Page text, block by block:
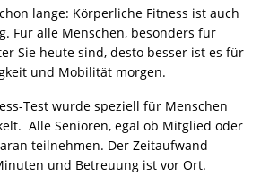
lange: Körperliche Fitness ist auch
Für alle Menschen, besonders für
Sie heute sind, desto besser ist es für
und Mobilität morgen.
Test wurde speziell für Menschen
Alle Senioren, egal ob Mitglied oder
teilnehmen. Der Zeitaufwand
und Betreuung ist vor Ort.